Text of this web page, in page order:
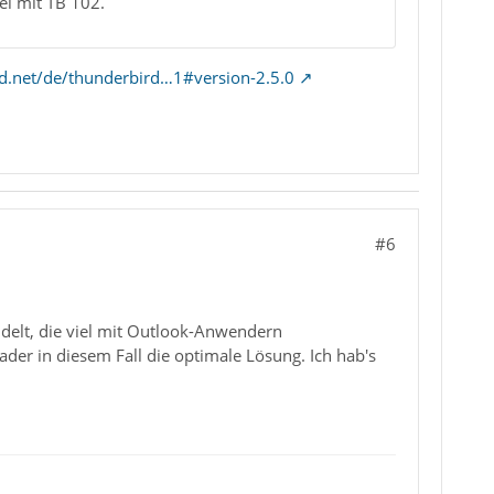
de/thunderbird…1#version-2.5.0
#6
die viel mit Outlook-Anwendern
in diesem Fall die optimale Lösung. Ich hab's